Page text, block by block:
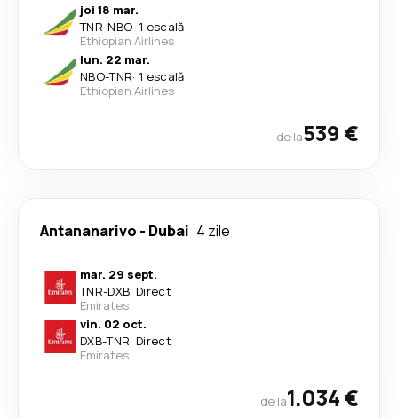
joi 18 mar.
TNR-NBO· 1 escală
Ethiopian Airlines
lun. 22 mar.
NBO-TNR· 1 escală
Ethiopian Airlines
de la539 €
Antananarivo - Dubai 4 zile
mar. 29 sept.
TNR-DXB· Direct
Emirates
vin. 02 oct.
DXB-TNR· Direct
Emirates
de la1.034 €